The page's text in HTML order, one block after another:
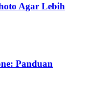
Agar Lebih
Panduan